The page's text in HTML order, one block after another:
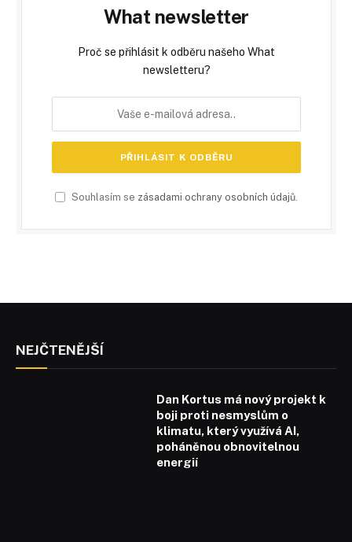
What newsletter
Proč se přihlásit k odběru našeho What
newsletteru?
Souhlasím se zásadami ochrany osobních údajů
NEJČTENĚJŠÍ
Dan Kortus má nový projekt k
boji proti nesmyslům o
klimatu, který využívá AI,
poháněnou obnovitelnou
energií